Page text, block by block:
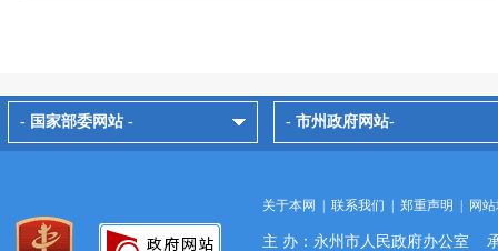
- 国家部委网站 - - 市州政府网站-
关于本网 联系我们 郑重声明 网
主 办：永州市人民政府办公室